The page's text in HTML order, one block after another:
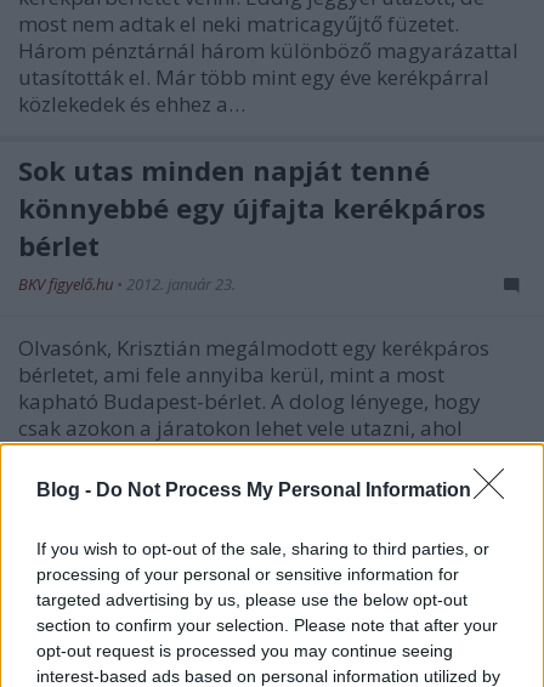
Blog - Do Not Process My Personal Information
If you wish to opt-out of the sale, sharing to third parties, or
processing of your personal or sensitive information for
targeted advertising by us, please use the below opt-out
section to confirm your selection. Please note that after your
opt-out request is processed you may continue seeing
interest-based ads based on personal information utilized by
most nem adtak el neki matricagyűjtő füzetet.
Három pénztárnál három különböző magyarázattal
utasították el. Már több mint egy éve kerékpárral
közlekedek és ehhez a…
Sok utas minden napját tenné
könnyebbé egy újfajta kerékpáros
bérlet
BKV figyelő.hu • 2012. január 23.
Olvasónk, Krisztián megálmodott egy kerékpáros
bérletet, ami fele annyiba kerül, mint a most
kapható Budapest-bérlet. A dolog lényege, hogy
csak azokon a járatokon lehet vele utazni, ahol
kerékpár is szállítható, és csak akkor érvényes, ha az
ember mellett ott van a biciklije is.…
A pénztáros szerint szállítható a HÉV-
pótlón bicikli, a buszvezetők szerint
nem
BKV figyelő.hu•2011. október 27.